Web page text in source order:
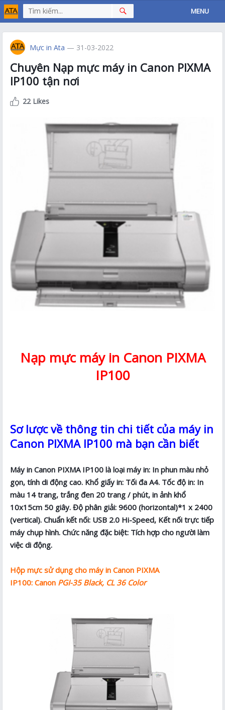
MENU
Mực in Ata — 31-03-2022
Chuyên Nạp mực máy in Canon PIXMA
IP100 tận nơi
22 Likes
Nạp mực máy in Canon PIXMA
IP100
Sơ lược về thông tin chi tiết của máy in
Canon PIXMA IP100 mà bạn cần biết
Máy in Canon PIXMA IP100 là loại máy in: In phun màu nhỏ
gọn, tính di động cao. Khổ giấy in: Tối đa A4. Tốc độ in: In
màu 14 trang, trắng đen 20 trang / phút, in ảnh khổ
10x15cm 50 giây. Độ phân giải: 9600 (horizontal)*1 x 2400
(vertical). Chuẩn kết nối: USB 2.0 Hi-Speed, Kết nối trực tiếp
máy chụp hình. Chức năng đặc biệt: Tích hợp cho người làm
việc di động.
Hộp mực sử dụng cho máy in Canon PIXMA
IP100: Canon PGI-35 Black, CL 36 Color